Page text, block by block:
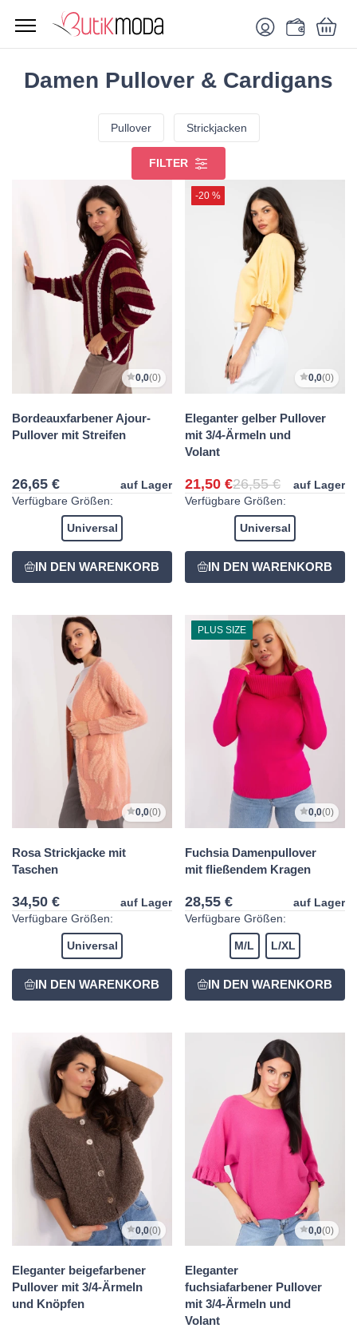
Damen Pullover & Cardigans
Pullover Strickjacken
FILTER
0,0(0)
Bordeauxfarbener Ajour-
Pullover mit Streifen
26,65 €
auf Lager
Verfügbare Größen:
Universal
-20 %
0,0(0)
Eleganter gelber Pullover
mit 3/4-Ärmeln und
Volant
21,50 €26,55 €
auf Lager
Verfügbare Größen:
Universal
0,0(0)
Rosa Strickjacke mit
Taschen
34,50 €
auf Lager
Verfügbare Größen:
Universal
PLUS SIZE
0,0(0)
Fuchsia Damenpullover
mit fließendem Kragen
28,55 €
auf Lager
Verfügbare Größen:
M/L L/XL
0,0(0)
Eleganter beigefarbener
Pullover mit 3/4-Ärmeln
und Knöpfen
0,0(0)
Eleganter
fuchsiafarbener Pullover
mit 3/4-Ärmeln und
Volant